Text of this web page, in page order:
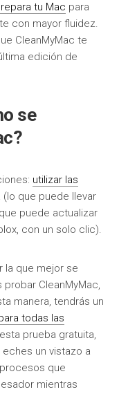
tu Mac para
con mayor fluidez.
CleanMyMac te
edición de
se
utilizar las
que puede llevar
puede actualizar
con un solo clic).
la que mejor se
CleanMyMac,
manera, tendrás un
todas las
prueba gratuita,
un vistazo a
que
mientras